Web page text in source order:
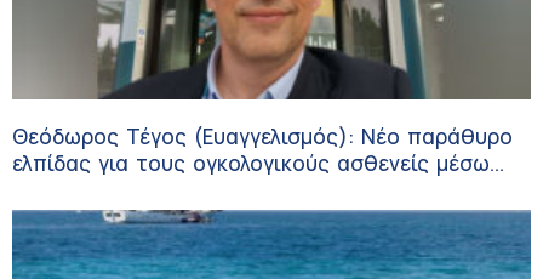
Θεόδωρος Τέγος (Ευαγγελισμός): Νέο παράθυρο
ελπίδας για τους ογκολογικούς ασθενείς μέσω